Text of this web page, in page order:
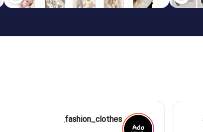
ado_fashion_clothes